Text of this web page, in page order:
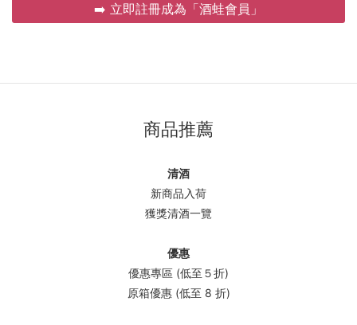
➡️ 立即註冊成為「酒蛙會員」
商品推薦
清酒
新商品入荷
獲獎清酒一覽
優惠
優惠專區 (低至５折)
原箱優惠 (低至 8 折)